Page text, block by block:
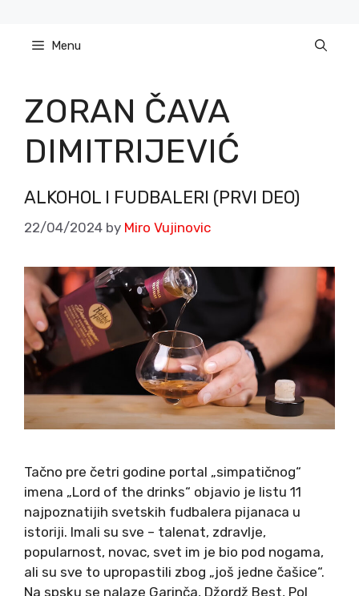
content Menu
ZORAN ČAVA
DIMITRIJEVIĆ
ALKOHOL I FUDBALERI (PRVI DEO)
22/04/2024 by Miro Vujinovic
Tačno pre četri godine portal „simpatičnog“
imena „Lord of the drinks“ objavio je listu 11
najpoznatijih svetskih fudbalera pijanaca u
istoriji. Imali su sve – talenat, zdravlje,
popularnost, novac, svet im je bio pod nogama,
ali su sve to upropastili zbog „još jedne čašice“.
Na spsku se nalaze Garinča, Džordž Best, Pol